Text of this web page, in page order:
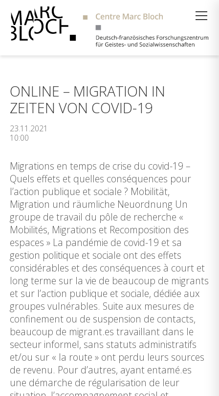
ONLINE – MIGRATION IN
ZEITEN VON COVID-19
23.11.2021
10:00
Migrations en temps de crise du covid-19 –
Quels effets et quelles conséquences pour
l’action publique et sociale ? Mobilität,
Migration und räumliche Neuordnung Un
groupe de travail du pôle de recherche «
Mobilités, Migrations et Recomposition des
espaces » La pandémie de covid-19 et sa
gestion politique et sociale ont des effets
considérables et des conséquences à court et
long terme sur la vie de beaucoup de migrants
et sur l’action publique et sociale, dédiée aux
groupes vulnérables. Suite aux mesures de
confinement ou de suspension de contacts,
beaucoup de migrant.es travaillant dans le
secteur informel, sans statuts administratifs
et/ou sur « la route » ont perdu leurs sources
de revenu. Pour d’autres, ayant entamé.es
une démarche de régularisation de leur